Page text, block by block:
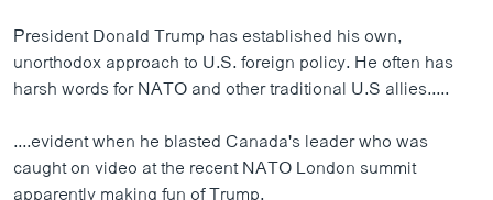
President Donald Trump has established his own,
unorthodox approach to U.S. foreign policy. He often has
harsh words for NATO and other traditional U.S allies.....
....evident when he blasted Canada's leader who was
caught on video at the recent NATO London summit